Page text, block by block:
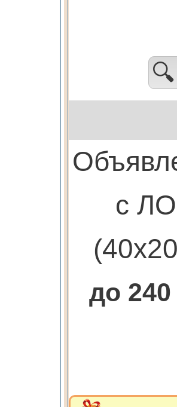
с
до